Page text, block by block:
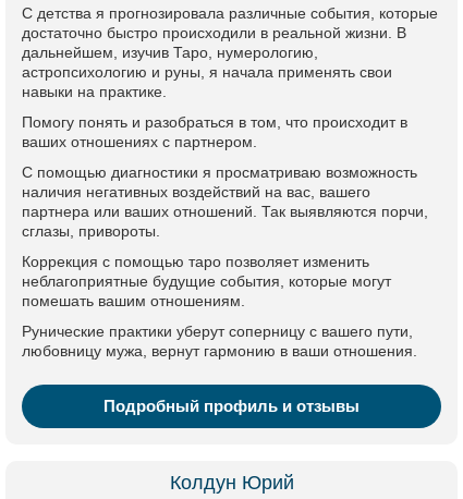
С детства я прогнозировала различные события, которые
достаточно быстро происходили в реальной жизни. В
дальнейшем, изучив Таро, нумерологию,
астропсихологию и руны, я начала применять свои
навыки на практике.
Помогу понять и разобраться в том, что происходит в
ваших отношениях с партнером.
С помощью диагностики я просматриваю возможность
наличия негативных воздействий на вас, вашего
партнера или ваших отношений. Так выявляются порчи,
сглазы, привороты.
Коррекция с помощью таро позволяет изменить
неблагоприятные будущие события, которые могут
помешать вашим отношениям.
Рунические практики уберут соперницу с вашего пути,
любовницу мужа, вернут гармонию в ваши отношения.
Подробный профиль и отзывы
Колдун Юрий